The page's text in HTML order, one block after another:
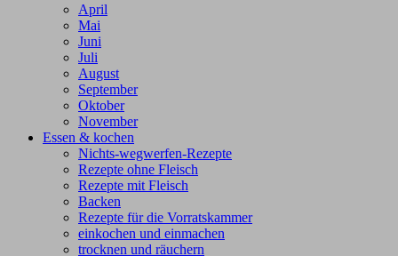
April
Mai
Juni
Juli
August
September
Oktober
November
Essen & kochen
Nichts-wegwerfen-Rezepte
Rezepte ohne Fleisch
Rezepte mit Fleisch
Backen
Rezepte für die Vorratskammer
einkochen und einmachen
trocknen und räuchern